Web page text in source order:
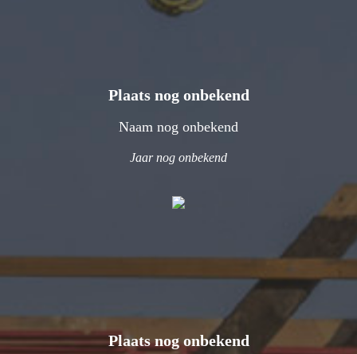
Plaats nog onbekend
Naam nog onbekend
Jaar nog onbekend
Plaats nog onbekend